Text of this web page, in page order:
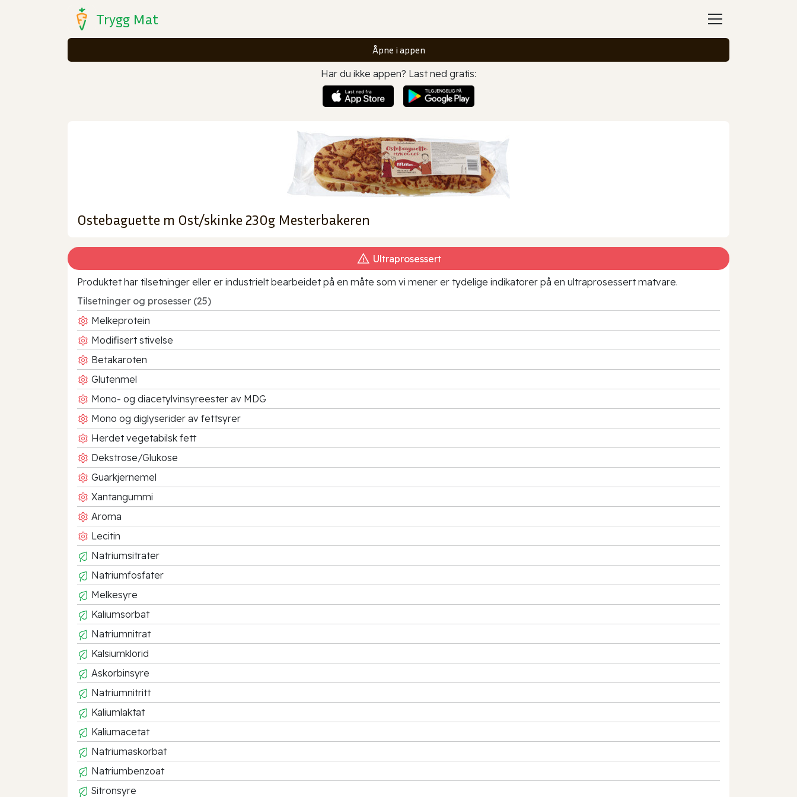
Trygg Mat
Åpne i appen
Har du ikke appen? Last ned gratis:
Ostebaguette m Ost/skinke 230g Mesterbakeren
Ultraprosessert
Produktet har tilsetninger eller er industrielt bearbeidet på en måte som vi mener er tydelige indikatorer på en ultraprosessert matvare.
Tilsetninger og prosesser (25)
Melkeprotein
Modifisert stivelse
Betakaroten
Glutenmel
Mono- og diacetylvinsyreester av MDG
Mono og diglyserider av fettsyrer
Herdet vegetabilsk fett
Dekstrose/Glukose
Guarkjernemel
Xantangummi
Aroma
Lecitin
Natriumsitrater
Natriumfosfater
Melkesyre
Kaliumsorbat
Natriumnitrat
Kalsiumklorid
Askorbinsyre
Natriumnitritt
Kaliumlaktat
Kaliumacetat
Natriumaskorbat
Natriumbenzoat
Sitronsyre